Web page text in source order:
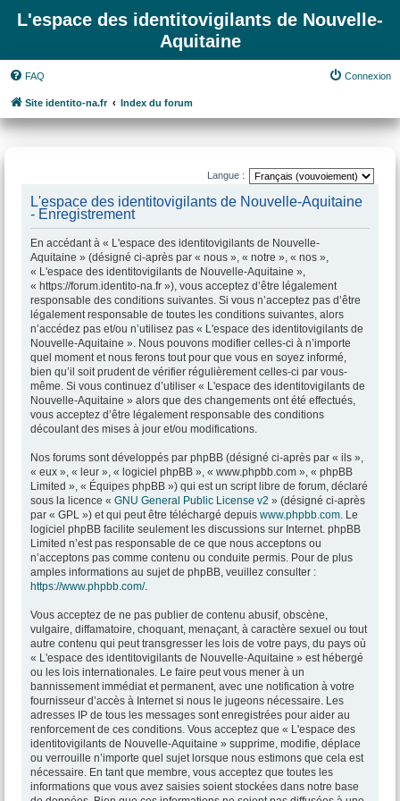
L'espace des identitovigilants de Nouvelle-
Aquitaine
FAQ Connexion
Site identito-na.fr Index du forum
Langue :
L'espace des identitovigilants de Nouvelle-Aquitaine
- Enregistrement
En accédant à « L'espace des identitovigilants de Nouvelle-
Aquitaine » (désigné ci-après par « nous », « notre », « nos »,
« L'espace des identitovigilants de Nouvelle-Aquitaine »,
« https://forum.identito-na.fr »), vous acceptez d’être légalement
responsable des conditions suivantes. Si vous n’acceptez pas d’être
légalement responsable de toutes les conditions suivantes, alors
n’accédez pas et/ou n’utilisez pas « L'espace des identitovigilants de
Nouvelle-Aquitaine ». Nous pouvons modifier celles-ci à n’importe
quel moment et nous ferons tout pour que vous en soyez informé,
bien qu’il soit prudent de vérifier régulièrement celles-ci par vous-
même. Si vous continuez d’utiliser « L'espace des identitovigilants de
Nouvelle-Aquitaine » alors que des changements ont été effectués,
vous acceptez d’être légalement responsable des conditions
découlant des mises à jour et/ou modifications.
Nos forums sont développés par phpBB (désigné ci-après par « ils »,
« eux », « leur », « logiciel phpBB », « www.phpbb.com », « phpBB
Limited », « Équipes phpBB ») qui est un script libre de forum, déclaré
sous la licence « GNU General Public License v2 » (désigné ci-après
par « GPL ») et qui peut être téléchargé depuis www.phpbb.com. Le
logiciel phpBB facilite seulement les discussions sur Internet. phpBB
Limited n’est pas responsable de ce que nous acceptons ou
n’acceptons pas comme contenu ou conduite permis. Pour de plus
amples informations au sujet de phpBB, veuillez consulter :
https://www.phpbb.com/.
Vous acceptez de ne pas publier de contenu abusif, obscène,
vulgaire, diffamatoire, choquant, menaçant, à caractère sexuel ou tout
autre contenu qui peut transgresser les lois de votre pays, du pays où
« L'espace des identitovigilants de Nouvelle-Aquitaine » est hébergé
ou les lois internationales. Le faire peut vous mener à un
bannissement immédiat et permanent, avec une notification à votre
fournisseur d’accès à Internet si nous le jugeons nécessaire. Les
adresses IP de tous les messages sont enregistrées pour aider au
renforcement de ces conditions. Vous acceptez que « L'espace des
identitovigilants de Nouvelle-Aquitaine » supprime, modifie, déplace
ou verrouille n’importe quel sujet lorsque nous estimons que cela est
nécessaire. En tant que membre, vous acceptez que toutes les
informations que vous avez saisies soient stockées dans notre base